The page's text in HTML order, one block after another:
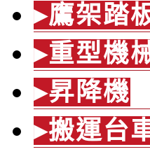
▸鷹架踏
▸重型機
▸昇降機
▸搬運台